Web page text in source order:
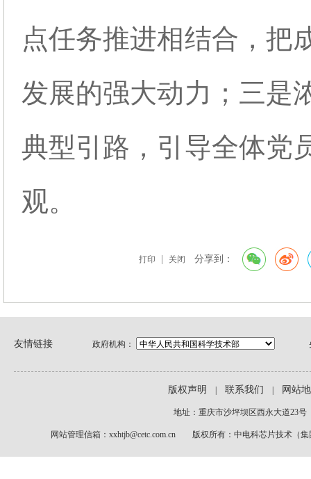
点任务推进相结合，把
发展的强大动力；三是
典型引路，引导全体党
观。
打印 关闭 分享到：
友情链接 政府机构：
版权声明 联系我们 网站
地址：重庆市沙坪坝区西永大道
网站管理信箱：xxhtjb@cetc.com.cn 版权所有：中电科芯片技术